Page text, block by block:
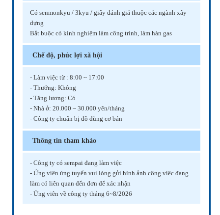
Có senmonkyu / 3kyu / giấy đánh giá thuộc các ngành xây
dựng
Bắt buộc có kinh nghiệm làm công trình, làm hàn gas
Chế độ, phúc lợi xã hội
- Làm việc từ : 8:00 ~ 17:00
- Thưởng: Không
- Tăng lương: Có
- Nhà ở: 20.000 ~ 30.000 yên/tháng
- Công ty chuẩn bị đồ dùng cơ bản
Thông tin tham khảo
- Công ty có sempai đang làm việc
- Ứng viên ứng tuyển vui lòng gửi hình ảnh công việc đang
làm có liên quan đến đơn để xác nhận
- Ứng viên về công ty tháng 6~8/2026